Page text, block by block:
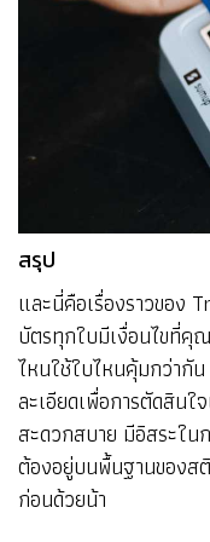
สรุป
และนี่คือเรื่องราวของ
บัตรทุกใบมีเงื่อนไขที่คุ
ไหนใช้ใบไหนคุ้มกว่ากัน
ละเอียดเพื่อการตัดสินใ
สะดวกสบาย มีอิสระใน
ต้องอยู่บนพื้นฐานของส
ก่อนด้วยน้า